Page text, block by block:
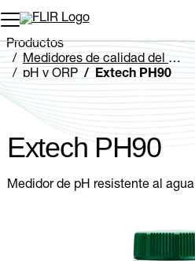
Productos
Medidores de calidad del agua
pH y ORP
Extech PH90
Extech PH90
Medidor de pH resistente al agua